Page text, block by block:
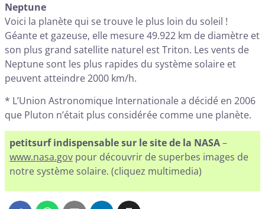
Neptune
Voici la planète qui se trouve le plus loin du soleil !
Géante et gazeuse, elle mesure 49.922 km de diamètre et
son plus grand satellite naturel est Triton. Les vents de
Neptune sont les plus rapides du système solaire et
peuvent atteindre 2000 km/h.
* L’Union Astronomique Internationale a décidé en 2006
que Pluton n’était plus considérée comme une planète.
petitsurf indispensable sur le site de la NASA–
www.nasa.gov pour découvrir de superbes images de
notre système solaire. (cliquez multimedia)